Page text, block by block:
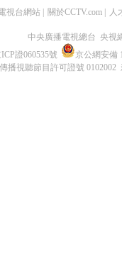
視台網站 關於CCTV.com 人
中央廣播電視總台 央視
證060535號
京公網安備
播視聽節目許可證號 0102002